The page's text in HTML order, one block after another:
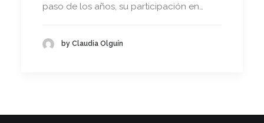
paso de los años, su participación en…
by Claudia Olguín